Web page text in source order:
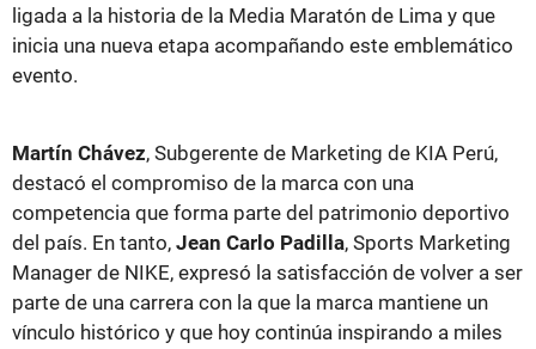
ligada a la historia de la Media Maratón de Lima y que
inicia una nueva etapa acompañando este emblemático
evento.
Martín Chávez, Subgerente de Marketing de KIA Perú,
destacó el compromiso de la marca con una
competencia que forma parte del patrimonio deportivo
del país. En tanto, Jean Carlo Padilla, Sports Marketing
Manager de NIKE, expresó la satisfacción de volver a ser
parte de una carrera con la que la marca mantiene un
vínculo histórico y que hoy continúa inspirando a miles